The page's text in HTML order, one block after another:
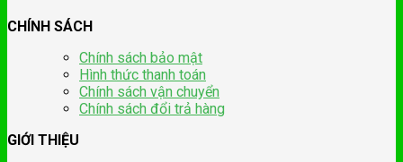
CHÍNH SÁCH
Chính sách bảo mật
Hình thức thanh toán
Chính sách vận chuyển
Chính sách đổi trả hàng
GIỚI THIỆU